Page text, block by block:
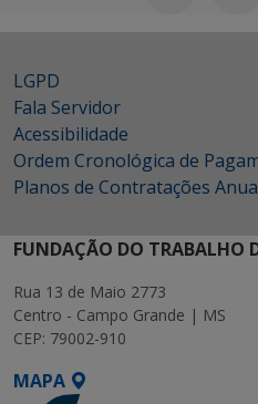
LGPD
Fala Servidor
Acessibilidade
Ordem Cronológica de
Planos de Contratações
FUNDAÇÃO DO TRABALHO
Rua 13 de Maio 2773
Centro - Campo Grande | MS
CEP: 79002-910
MAPA